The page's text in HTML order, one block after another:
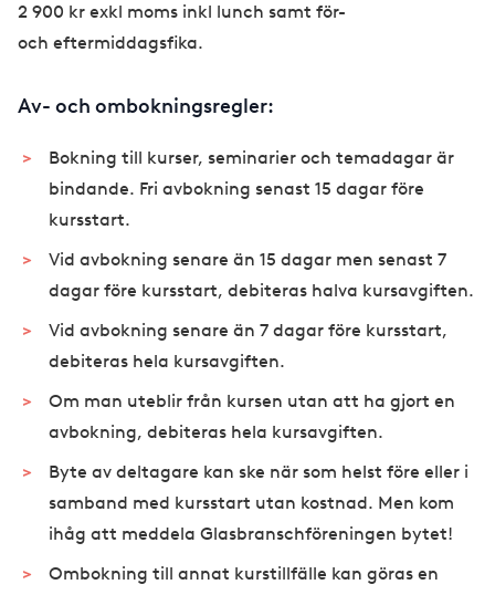
2 900 kr exkl moms inkl lunch samt för-
och eftermiddagsfika.
Av- och ombokningsregler:
Bokning till kurser, seminarier och temadagar är
bindande. Fri avbokning senast 15 dagar före
kursstart.
Vid avbokning senare än 15 dagar men senast 7
dagar före kursstart, debiteras halva kursavgiften.
Vid avbokning senare än 7 dagar före kursstart,
debiteras hela kursavgiften.
Om man uteblir från kursen utan att ha gjort en
avbokning, debiteras hela kursavgiften.
Byte av deltagare kan ske när som helst före eller i
samband med kursstart utan kostnad. Men kom
ihåg att meddela Glasbranschföreningen bytet!
Ombokning till annat kurstillfälle kan göras en